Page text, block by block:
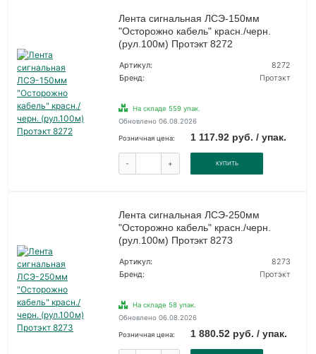
Лента сигнальная ЛСЭ-150мм
"Осторожно кабель" красн./черн.
(рул.100м) Протэкт 8272
Артикул:
8272
Бренд:
Протэкт
На складе 559 упак.
Обновлено 06.08.2026
Розничная цена: 1 117.92 руб. / упак.
- + КУПИТЬ
Лента сигнальная ЛСЭ-250мм
"Осторожно кабель" красн./черн.
(рул.100м) Протэкт 8273
Артикул:
8273
Бренд:
Протэкт
На складе 58 упак.
Обновлено 06.08.2026
Розничная цена: 1 880.52 руб. / упак.